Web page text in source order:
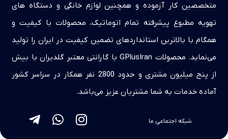
متخصصین کار آزموده و همچنین لوازم خانگی و دستگاه های
تهویه مطبوع پیشرفته تمام اتوماتیک، محصولات با کیفیت و
همگام با بالاترین استانداردهای تضمین کیفیت در ایران را تولید
می‌نماید. محصولات GPlusIran با گارانتی معتبر گلدیران با بیش
از پنج میلیون مشتری و حدود 2800 نفر همکار در سراسر کشور
آماده خدمات به شما مشتریان عزیز می‌باشد.
شبکه اجتماعی ما